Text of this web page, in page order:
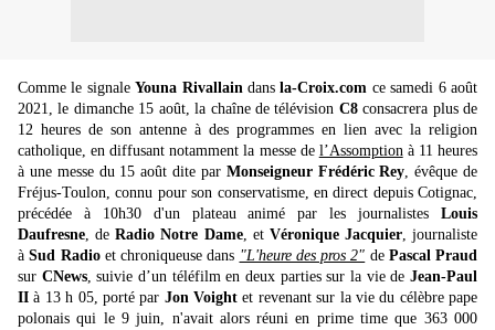
Comme le signaleYouna Rivallaindansla-Croix.com ce samedi 6 août
2021, le dimanche 15 août, la chaîne de télévision C8consacrera plus de
12 heures de son antenne à des programmes en lien avec la religion
catholique, en diffusant notamment la messe de l’Assomptionà 11 heures
à une messe du 15 août dite par Monseigneur Frédéric Rey, évêque de
Fréjus-Toulon, connu pour son conservatisme, en direct depuis Cotignac,
précédée à 10h30 d'un plateau animé par les journalistes Louis
Daufresne, deRadio Notre Dame, et Véronique Jacquier, journaliste
àSud Radioet chroniqueuse dans "L'heure des pros 2" de Pascal Praud
sur CNews, suivie d’un téléfilm en deux parties sur la vie deJean-Paul
II à 13 h 05, porté par Jon Voight et revenant sur la vie du célèbre pape
polonais qui le 9 juin, n'avait alors réuni en prime time que 363 000